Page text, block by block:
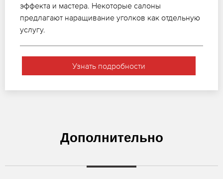
эффекта и мастера. Некоторые салоны
предлагают наращивание уголков как отдельную
услугу.
Узнать подробности
Дополнительно